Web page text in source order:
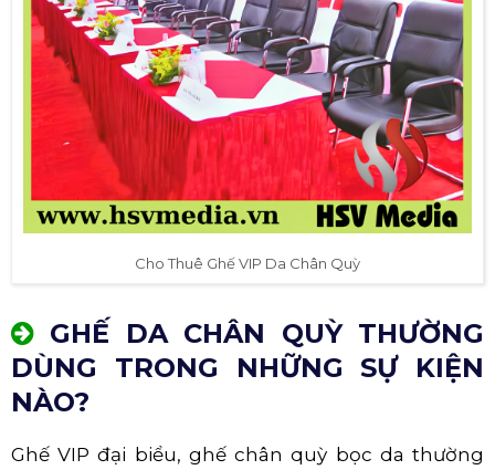
Cho Thuê Ghế VIP Da Chân Quỳ
GHẾ DA CHÂN QUỲ THƯỜNG
DÙNG TRONG NHỮNG SỰ KIỆN
NÀO?
Ghế VIP đại biểu, ghế chân quỳ bọc da thường